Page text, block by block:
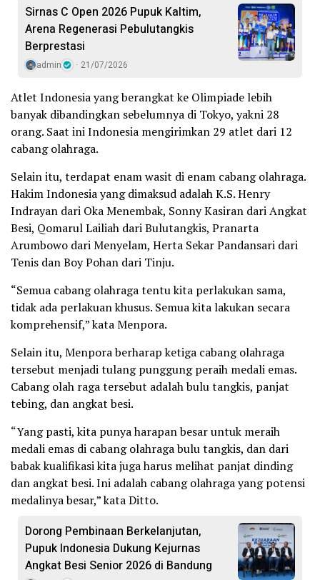
Sirnas C Open 2026 Pupuk Kaltim,
Arena Regenerasi Pebulutangkis
Berprestasi
admin 21/07/2026
Atlet Indonesia yang berangkat ke Olimpiade lebih
banyak dibandingkan sebelumnya di Tokyo, yakni 28
orang. Saat ini Indonesia mengirimkan 29 atlet dari 12
cabang olahraga.
Selain itu, terdapat enam wasit di enam cabang olahraga.
Hakim Indonesia yang dimaksud adalah K.S. Henry
Indrayan dari Oka Menembak, Sonny Kasiran dari Angkat
Besi, Qomarul Lailiah dari Bulutangkis, Pranarta
Arumbowo dari Menyelam, Herta Sekar Pandansari dari
Tenis dan Boy Pohan dari Tinju.
“Semua cabang olahraga tentu kita perlakukan sama,
tidak ada perlakuan khusus. Semua kita lakukan secara
komprehensif,” kata Menpora.
Selain itu, Menpora berharap ketiga cabang olahraga
tersebut menjadi tulang punggung peraih medali emas.
Cabang olah raga tersebut adalah bulu tangkis, panjat
tebing, dan angkat besi.
“Yang pasti, kita punya harapan besar untuk meraih
medali emas di cabang olahraga bulu tangkis, dan dari
babak kualifikasi kita juga harus melihat panjat dinding
dan angkat besi. Ini adalah cabang olahraga yang potensi
medalinya besar,” kata Ditto.
Dorong Pembinaan Berkelanjutan,
Pupuk Indonesia Dukung Kejurnas
Angkat Besi Senior 2026 di Bandung